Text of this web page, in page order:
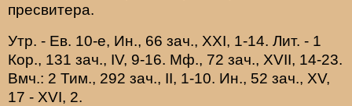
пресвитера.
Утр. - Ев. 10-е, Ин., 66 зач., XXI, 1-14. Лит. - 1
Кор., 131 зач., IV, 9-16. Мф., 72 зач., XVII, 14-23.
Вмч.: 2 Тим., 292 зач., II, 1-10. Ин., 52 зач., XV,
17 - XVI, 2.